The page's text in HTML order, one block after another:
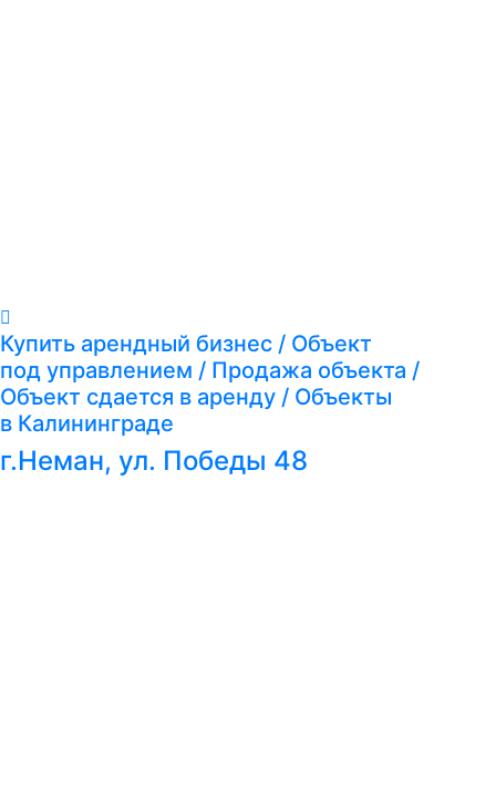
Купить арендный бизнес / Объект
под управлением / Продажа объекта /
Объект сдается в аренду / Объекты
в Калининграде
г.Неман, ул. Победы 48